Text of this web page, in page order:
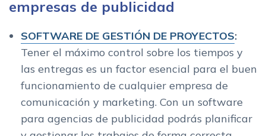
empresas de publicidad
SOFTWARE DE GESTIÓN DE PROYECTOS:
Tener el máximo control sobre los tiempos y
las entregas es un factor esencial para el buen
funcionamiento de cualquier empresa de
comunicación y marketing. Con un software
para agencias de publicidad podrás planificar